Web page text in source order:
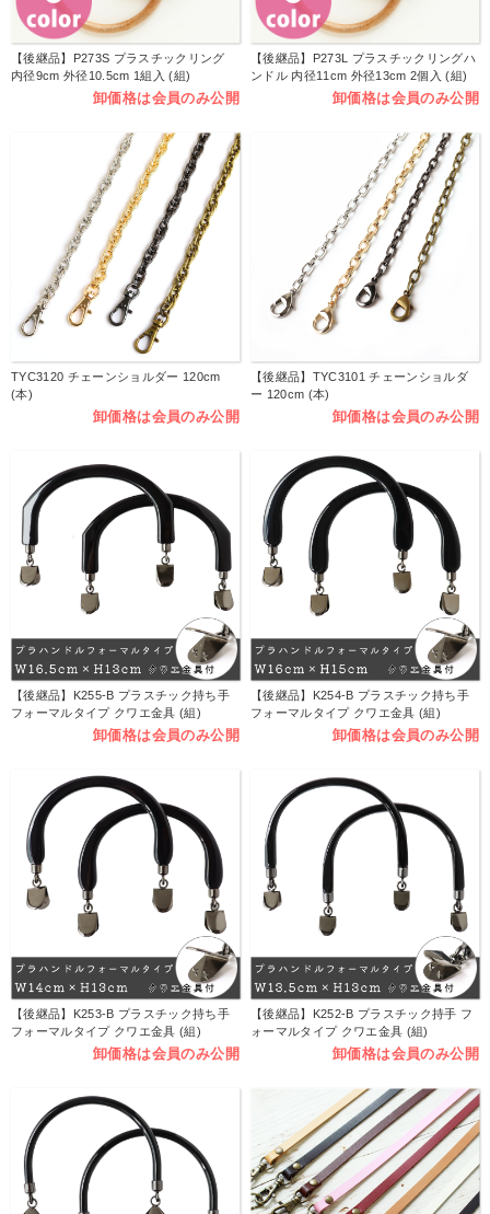
【後継品】P273S プラスチックリング
内径9cm 外径10.5cm 1組入 (組)
卸価格は会員のみ公開
【後継品】P273L プラスチックリングハ
ンドル 内径11cm 外径13cm 2個入 (組)
卸価格は会員のみ公開
TYC3120 チェーンショルダー 120cm
(本)
卸価格は会員のみ公開
【後継品】TYC3101 チェーンショルダ
ー 120cm (本)
卸価格は会員のみ公開
【後継品】K255-B プラスチック持ち手
フォーマルタイプ クワエ金具 (組)
卸価格は会員のみ公開
【後継品】K254-B プラスチック持ち手
フォーマルタイプ クワエ金具 (組)
卸価格は会員のみ公開
【後継品】K253-B プラスチック持ち手
フォーマルタイプ クワエ金具 (組)
卸価格は会員のみ公開
【後継品】K252-B プラスチック持手 フ
ォーマルタイプ クワエ金具 (組)
卸価格は会員のみ公開